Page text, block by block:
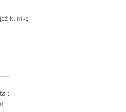
klinikę
z